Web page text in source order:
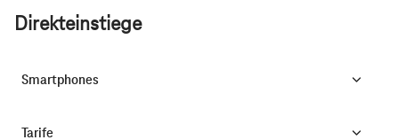
Direkteinstiege
Smartphones
Tarife